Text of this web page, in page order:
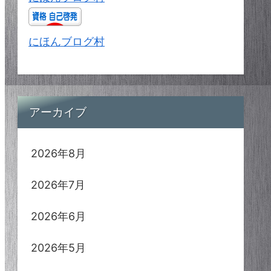
にほんブログ村
アーカイブ
2026年8月
2026年7月
2026年6月
2026年5月